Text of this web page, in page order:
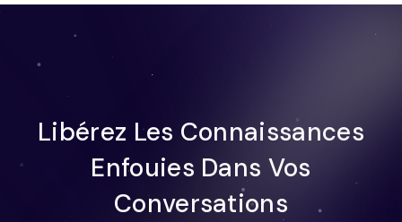
Libérez Les Connaissances
Enfouies Dans Vos
Conversations